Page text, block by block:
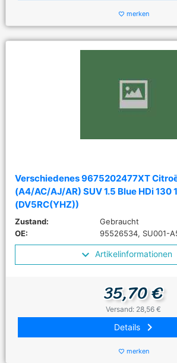
favorite_border merken
Verschiedenes 9675202477XT
(A4/AC/AJ/AR) SUV 1.5 Blue HDi 130
(DV5RC(YHZ))
Zustand:
Gebraucht
OE:
95526534, SU001-
Artikelinformationen
35,70 €
Versand: 28,56 €
Details keyboard_arrow_right
favorite_border merken